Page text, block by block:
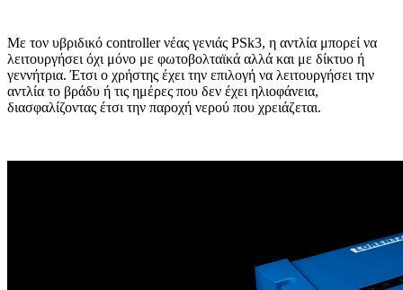
Με τον υβριδικό controller νέας γενιάς PSk3, η αντλία μπορεί να
λειτουργήσει όχι μόνο με φωτοβολταϊκά αλλά και με δίκτυο ή
γεννήτρια. Έτσι ο χρήστης έχει την επιλογή να λειτουργήσει την
αντλία το βράδυ ή τις ημέρες που δεν έχει ηλιοφάνεια,
διασφαλίζοντας έτσι την παροχή νερού που χρειάζεται.